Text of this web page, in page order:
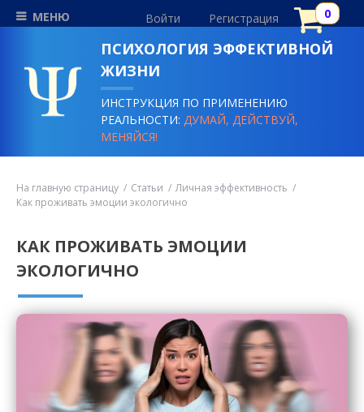
МЕНЮ Войти Регистрация
ПСИХОЛОГИЯ ЭФФЕКТИВНОЙ
ЖИЗНИ
ИНСТРУКЦИЯ ПО ПРИМЕНЕНИЮ
РЕАЛЬНОСТИ:ДУМАЙ, ДЕЙСТВУЙ,
МЕНЯЙСЯ!
На главную страницу Статьи
Личная эффективность
Как проживать эмоции экологично
КАК ПРОЖИВАТЬ ЭМОЦИИ
ЭКОЛОГИЧНО